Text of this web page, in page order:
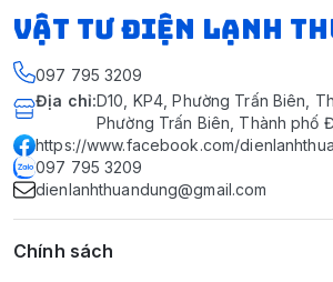
VẬT TƯ ĐIỆN LẠNH
097 795 3209
Địa chỉ:D10, KP4, Phường Trấn Biên,
Phường Trấn Biên, Thành phố
https://www.facebook.com/
097 795 3209
dienlanhthuandung@gmail.com
Chính sách